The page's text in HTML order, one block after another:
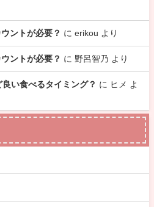
ントが必要？ に erikou より
ントが必要？ に 野呂智乃 より
い食べるタイミング？ に ヒメ よ